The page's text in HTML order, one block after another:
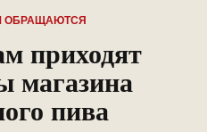
ОБРАЩАЮТСЯ
приходят
магазина
пива